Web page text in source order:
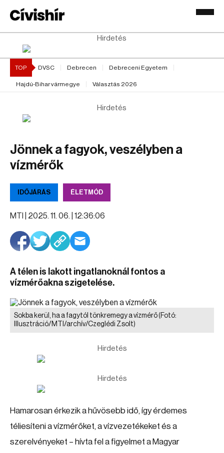
Hirdetés
TOP DVSC Debrecen Debreceni Egyetem
Hajdú-Bihar vármegye Választás 2026
Hirdetés
Jönnek a fagyok, veszélyben a
vízmérők
IDŐJÁRÁS ÉLETMÓD
MTI | 2025. 11. 06. | 12:36:06
A télen is lakott ingatlanoknál fontos a
vízmérőakna szigetelése.
Sokba kerül, ha a fagytól tönkremegy a vízmérő(Fotó:
Illusztráció/MTI/archív/Czeglédi Zsolt)
Hirdetés
Hirdetés
Hamarosan érkezik a hűvösebb idő, így érdemes
téliesíteni a vízmérőket, a vízvezetékeket és a
szerelvényeket – hívta fel a figyelmet a Magyar